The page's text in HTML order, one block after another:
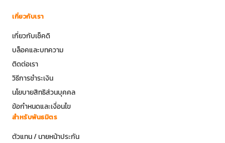
เกี่ยวกับเรา
เกี่ยวกับเช็คดิ
บล็อคและบทความ
ติดต่อเรา
วิธีการชำระเงิน
นโยบายสิทธิส่วนบุคคล
ข้อกำหนดและเงื่อนไข
สำหรับพันธมิตร
ตัวแทน / นายหน้าประกัน